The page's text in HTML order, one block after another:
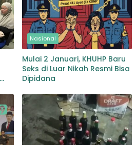
Nasional
Mulai 2 Januari, KHUHP Baru
Seks di Luar Nikah Resmi Bisa
Dipidana